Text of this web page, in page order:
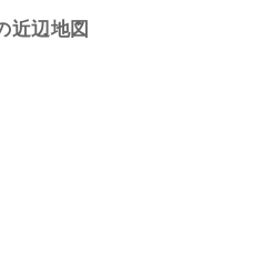
近辺地図